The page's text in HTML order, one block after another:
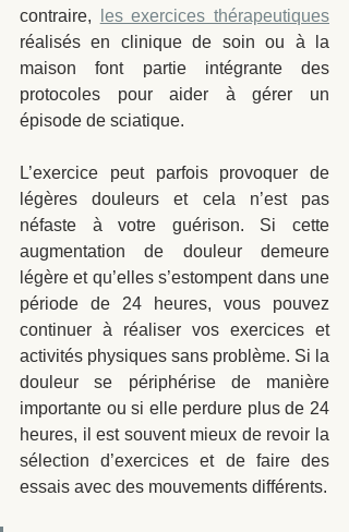
contraire,
les exercices thérapeutiques
réalisés en clinique de soin ou à la
maison font partie intégrante des
protocoles pour aider à gérer un
épisode de sciatique.
L’exercice peut parfois provoquer de
légères douleurs et cela n’est pas
néfaste à votre guérison. Si cette
augmentation de douleur demeure
légère et qu’elles s’estompent dans une
période de 24 heures, vous pouvez
continuer à réaliser vos exercices et
activités physiques sans problème. Si la
douleur se périphérise de manière
importante ou si elle perdure plus de 24
heures, il est souvent mieux de revoir la
sélection d’exercices et de faire des